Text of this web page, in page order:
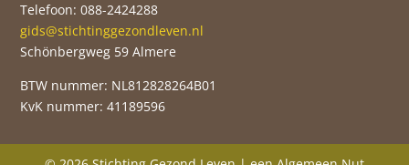
Telefoon: 088-2424288
gids@stichtinggezondleven.nl
Schönbergweg 59 Almere
BTW nummer: NL812828264B01
KvK nummer: 41189596